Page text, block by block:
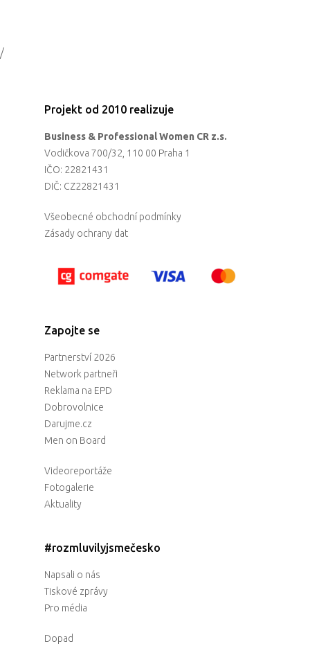
/
Projekt od 2010 realizuje
Business & Professional Women CR z.s.
Vodičkova 700/32, 110 00 Praha 1
IČO: 22821431
DIČ: CZ22821431
Všeobecné obchodní podmínky
Zásady ochrany dat
Zapojte se
Partnerství 2026
Network partneři
Reklama na EPD
Dobrovolnice
Darujme.cz
Men on Board
Videoreportáže
Fotogalerie
Aktuality
#rozmluvilyjsmečesko
Napsali o nás
Tiskové zprávy
Pro média
Dopad